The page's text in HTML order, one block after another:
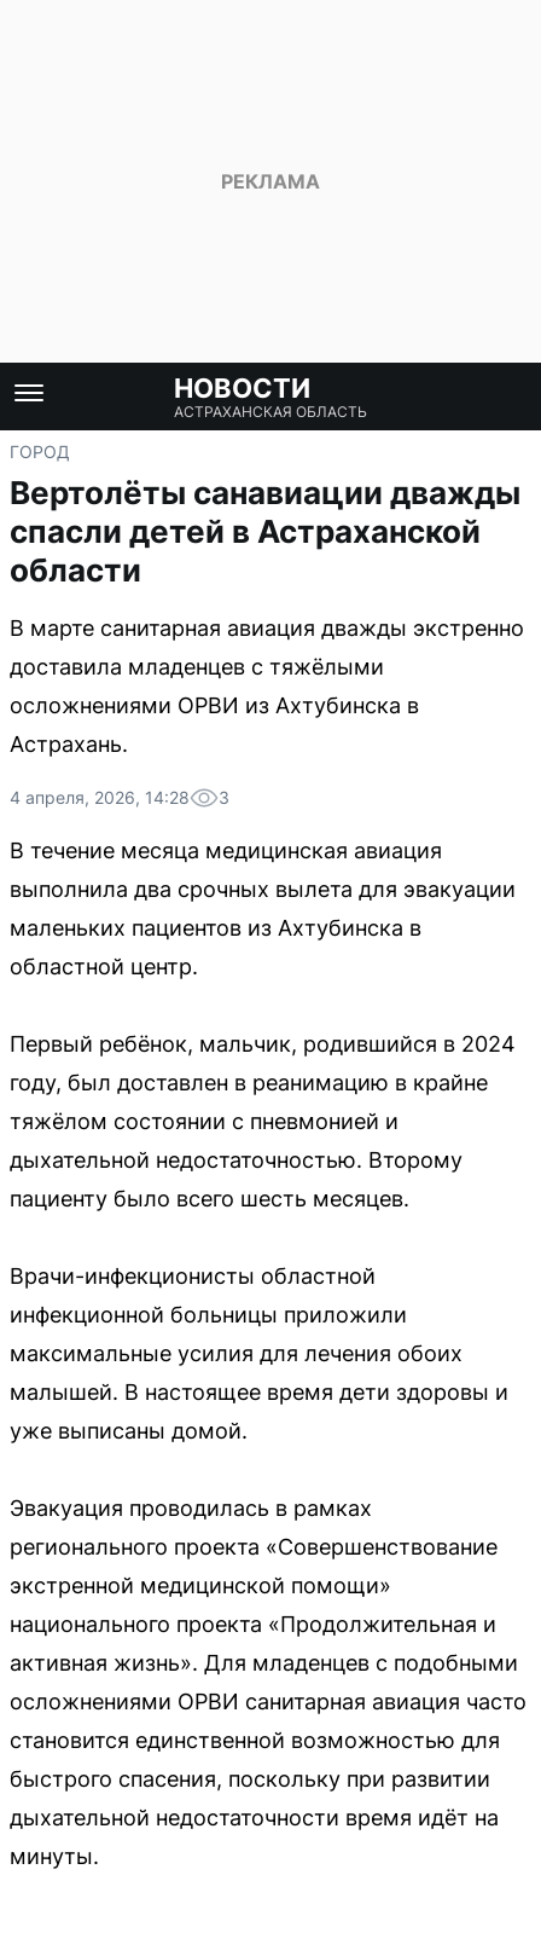
НОВОСТИ
АСТРАХАНСКАЯ ОБЛАСТЬ
ГОРОД
Вертолёты санавиации дважды
спасли детей в Астраханской
области
В марте санитарная авиация дважды экстренно
доставила младенцев с тяжёлыми
осложнениями ОРВИ из Ахтубинска в
Астрахань.
4 апреля, 2026, 14:28 3
В течение месяца медицинская авиация
выполнила два срочных вылета для эвакуации
маленьких пациентов из Ахтубинска в
областной центр.
Первый ребёнок, мальчик, родившийся в 2024
году, был доставлен в реанимацию в крайне
тяжёлом состоянии с пневмонией и
дыхательной недостаточностью. Второму
пациенту было всего шесть месяцев.
Врачи-инфекционисты областной
инфекционной больницы приложили
максимальные усилия для лечения обоих
малышей. В настоящее время дети здоровы и
уже выписаны домой.
Эвакуация проводилась в рамках
регионального проекта «Совершенствование
экстренной медицинской помощи»
национального проекта «Продолжительная и
активная жизнь». Для младенцев с подобными
осложнениями ОРВИ санитарная авиация часто
становится единственной возможностью для
быстрого спасения, поскольку при развитии
дыхательной недостаточности время идёт на
минуты.